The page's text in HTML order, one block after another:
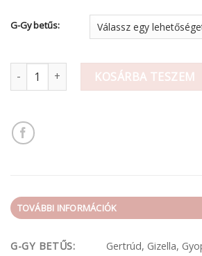
G-Gy betűs:
Női neves fa kulcstartó / G-Gy mennyiség
KOSÁRBA TESZEM
TOVÁBBI INFORMÁCIÓK
G-GY BETŰS: Gertrúd, Gizella,